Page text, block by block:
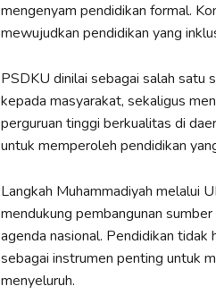
mengenyam pendidikan formal.
mewujudkan pendidikan yang
PSDKU dinilai sebagai salah satu
kepada masyarakat, sekaligus
perguruan tinggi berkualitas di
untuk memperoleh pendidikan
Langkah Muhammadiyah melalui
mendukung pembangunan
agenda nasional. Pendidikan
sebagai instrumen penting untuk
menyeluruh.